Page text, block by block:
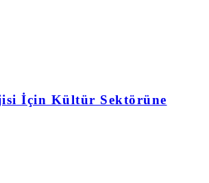
İçin Kültür Sektörüne